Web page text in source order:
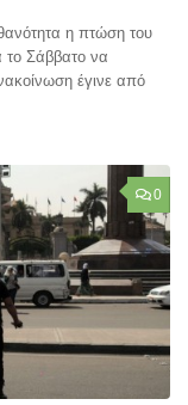
η πτώση του
το Σάββατο να
έγινε από
0